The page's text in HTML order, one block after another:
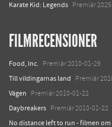
Karate Kid: Legends Premiär
FILMRECENSIONER
Food, Inc. Premiär 2010-01-29
Till vildingarnas land Premiär
Vägen Premiär 2010-01-22
Daybreakers Premiär 2010-01-22
No distance left to run - filmen om